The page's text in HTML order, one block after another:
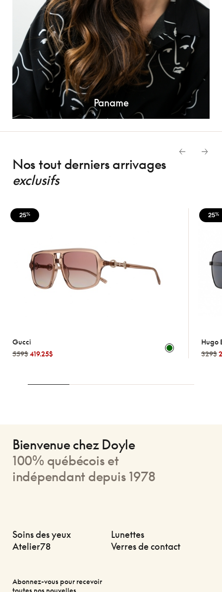
Paname
Nos tout derniers arrivages
exclusifs
Hugo Boss
329$246.75$
25
Bienvenue chez Doyle
100% québécois et
indépendant depuis 1978
Soins des yeux
Lunettes
Atelier78
Verres de contact
Abonnez-vous pour recevoir
toutes nos nouvelles